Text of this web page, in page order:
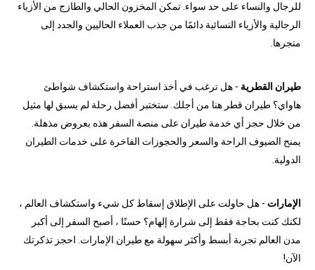
للرجال والنساء على حد سواء. تمكن المخزون الحالي والطازج من الأزياء
الرجالية والأزياء النسائية دائمًا من جذب العملاء الحاليين والجدد إلى
متجرها.
طيران القطرية - هل ترغب في أخذ استراحة واستكشاف شواطئ
هاواي؟ طيران قطر هنا من أجلك. ستختبر أفضل رحلة لم يسبق لها مثيل
من خلال حجز أي خدمة طيران على منصة السفر هذه بعروض مذهلة.
يمنح الضيوف الراحة والسعر والحجوزات الفاخرة على خدمات الطيران
الدولية.
الإمارات - هل حاولت على الإطلاق إسقاط كل شيء واستكشاف العالم ،
لكنك كنت بحاجة فقط إلى شرارة إلهام؟ حسنًا ، أصبح السفر إلى أكبر
مدن العالم تجربة أبسط وأكثر سهولة مع طيران الإمارات. احجز تذكرتك
الآن!